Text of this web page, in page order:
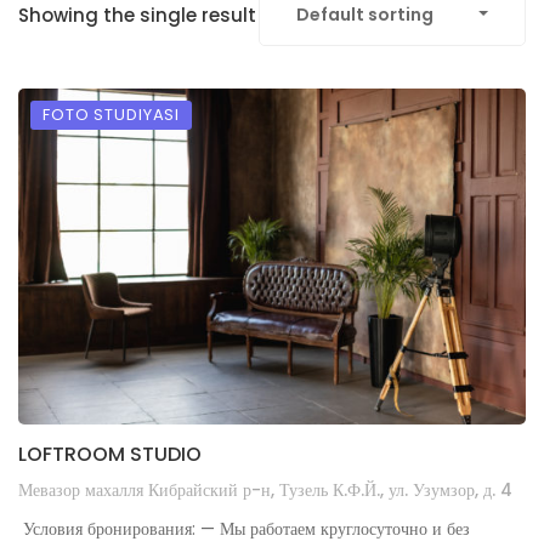
Showing the single result Default sorting
FOTO STUDIYASI
LOFTROOM STUDIO
Мевазор махалля Кибрайский р-н, Тузель К.Ф.Й., ул. Узумзор, д. 4
Условия бронирования: — Мы работаем круглосуточно и без